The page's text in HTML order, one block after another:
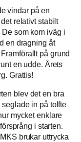
vindar på en
relativt stabilt
som kom iväg i
en dragning åt
på grund
en udde. Årets
Grattis!
blev det en bra
in på tolfte
mycket enklare
i starten.
brukar uttrycka